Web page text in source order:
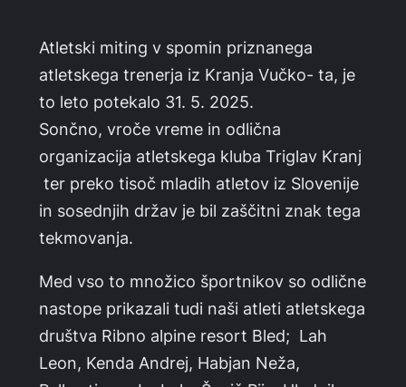
Atletski miting v spomin priznanega
atletskega trenerja iz Kranja Vučko- ta, je
to leto potekalo 31. 5. 2025.
Sončno, vroče vreme in odlična
organizacija atletskega kluba Triglav Kranj
ter preko tisoč mladih atletov iz Slovenije
in sosednjih držav je bil zaščitni znak tega
tekmovanja.
Med vso to množico športnikov so odlične
nastope prikazali tudi naši atleti atletskega
društva Ribno alpine resort Bled; Lah
Leon, Kenda Andrej, Habjan Neža,